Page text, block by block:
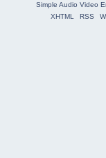
Simple Audio Video
XHTML
RSS